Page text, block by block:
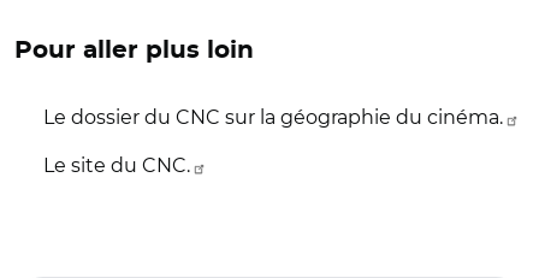
Pour aller plus loin
Le dossier du CNC sur la géographie du cinéma.
Le site du CNC.